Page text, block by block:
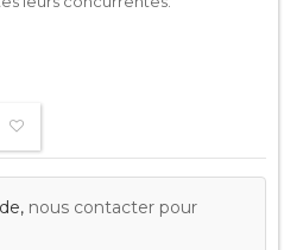
nous contacter pour